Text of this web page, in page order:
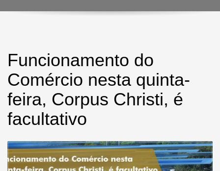
Funcionamento do
Comércio nesta quinta-
feira, Corpus Christi, é
facultativo